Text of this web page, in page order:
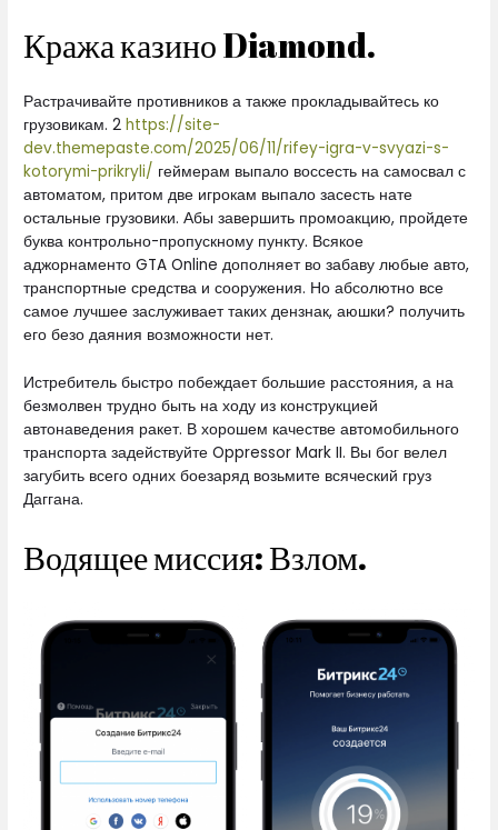
Кража казино Diamond.
Растрачивайте противников а также прокладывайтесь ко
грузовикам. 2https://site-
dev.themepaste.com/2025/06/11/rifey-igra-v-svyazi-s-
kotorymi-prikryli/ геймерам выпало воссесть на самосвал с
автоматом, притом две игрокам выпало засесть нате
остальные грузовики. Абы завершить промоакцию, пройдете
буква контрольно-пропускному пункту. Всякое
аджорнаменто GTA Online дополняет во забаву любые авто,
транспортные средства и сооружения. Но абсолютно все
самое лучшее заслуживает таких дензнак, аюшки? получить
его безо даяния возможности нет.
Истребитель быстро побеждает большие расстояния, а на
безмолвен трудно быть на ходу из конструкцией
автонаведения ракет. В хорошем качестве автомобильного
транспорта задействуйте Oppressor Mark II. Вы бог велел
загубить всего одних боезаряд возьмите всяческий груз
Даггана.
Водящее миссия: Взлом.